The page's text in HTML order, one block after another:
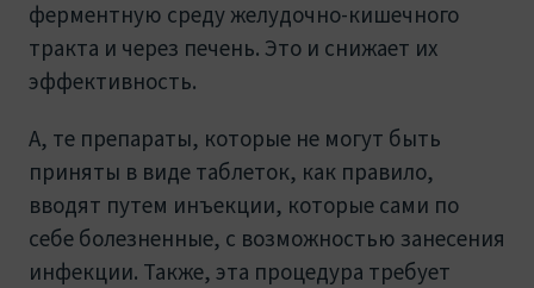
ферментную среду желудочно-кишечного
тракта и через печень. Это и снижает их
эффективность.
А, те препараты, которые не могут быть
приняты в виде таблеток, как правило,
вводят путем инъекции, которые сами по
себе болезненные, с возможностью занесения
инфекции. Также, эта процедура требует